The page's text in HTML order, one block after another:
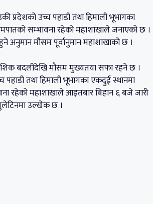
प्रदेशको उच्च पहाडी तथा हिमाली भूभागका
सम्भावना रहेको महाशाखाले जनाएको छ ।
अनुमान मौसम पूर्वानुमान महाशाखाको छ ।
बदलीदेखि मौसम मुख्यतया सफा रहने छ ।
पहाडी तथा हिमाली भूभागका एकदुई स्थानमा
रहेको महाशाखाले आइतबार बिहान ६ बजे जारी
उल्खेक छ ।